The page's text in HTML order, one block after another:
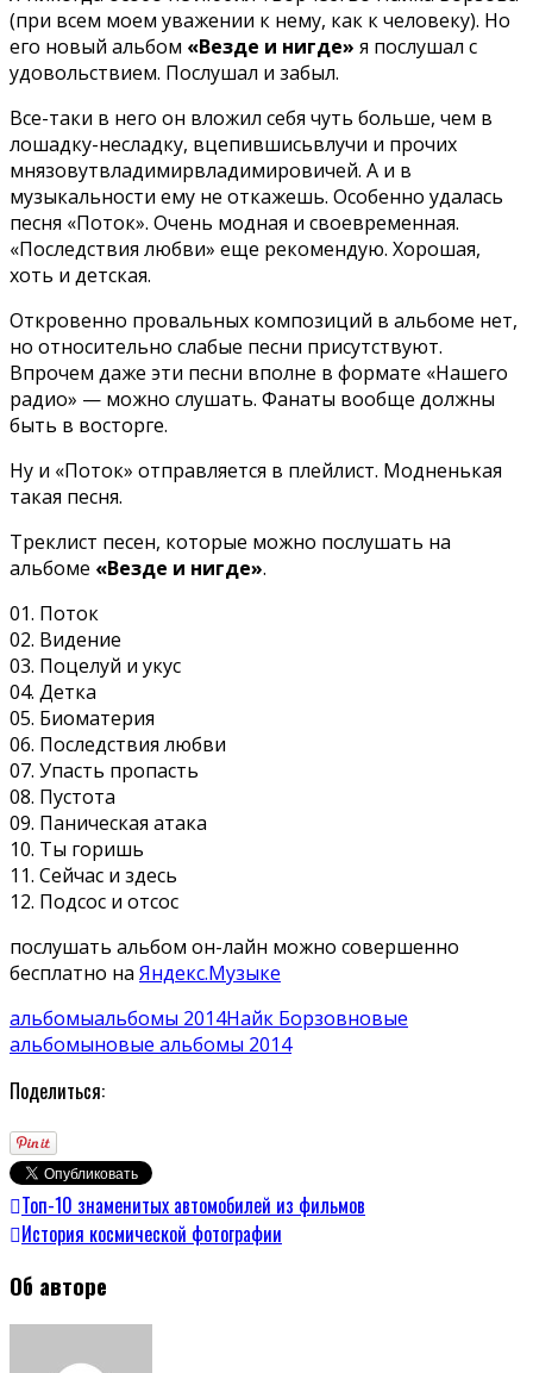
(при всем моем уважении к нему, как к человеку). Но
его новый альбом «Везде и нигде» я послушал с
удовольствием. Послушал и забыл.
Все-таки в него он вложил себя чуть больше, чем в
лошадку-несладку, вцепившисьвлучи и прочих
мнязовутвладимирвладимировичей. А и в
музыкальности ему не откажешь. Особенно удалась
песня «Поток». Очень модная и своевременная.
«Последствия любви» еще рекомендую. Хорошая,
хоть и детская.
Откровенно провальных композиций в альбоме нет,
но относительно слабые песни присутствуют.
Впрочем даже эти песни вполне в формате «Нашего
радио» — можно слушать. Фанаты вообще должны
быть в восторге.
Ну и «Поток» отправляется в плейлист. Модненькая
такая песня.
Треклист песен, которые можно послушать на
альбоме «Везде и нигде».
01. Поток
02. Видение
03. Поцелуй и укус
04. Детка
05. Биоматерия
06. Последствия любви
07. Упасть пропасть
08. Пустота
09. Паническая атака
10. Ты горишь
11. Сейчас и здесь
12. Подсос и отсос
послушать альбом он-лайн можно совершенно
бесплатно на Яндекс.Музыке
альбомыальбомы 2014Найк Борзовновые
альбомыновые альбомы 2014
Поделиться:
Топ-10 знаменитых автомобилей из фильмов
История космической фотографии
Об авторе